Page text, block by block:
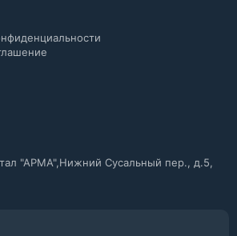
"АРМА",Нижний Сусальный пер., д.5,